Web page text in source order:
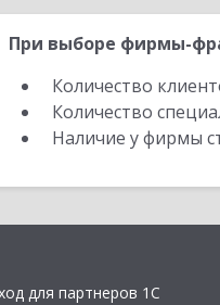
При выборе фирмы-
Количество
Количество
Наличие у фирмы
для партнеров 1С